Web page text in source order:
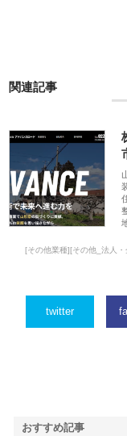
関連記事
[その他業種][その他_法人・
twitter
おすすめ記事